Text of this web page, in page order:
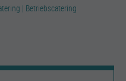
| Betriebscatering